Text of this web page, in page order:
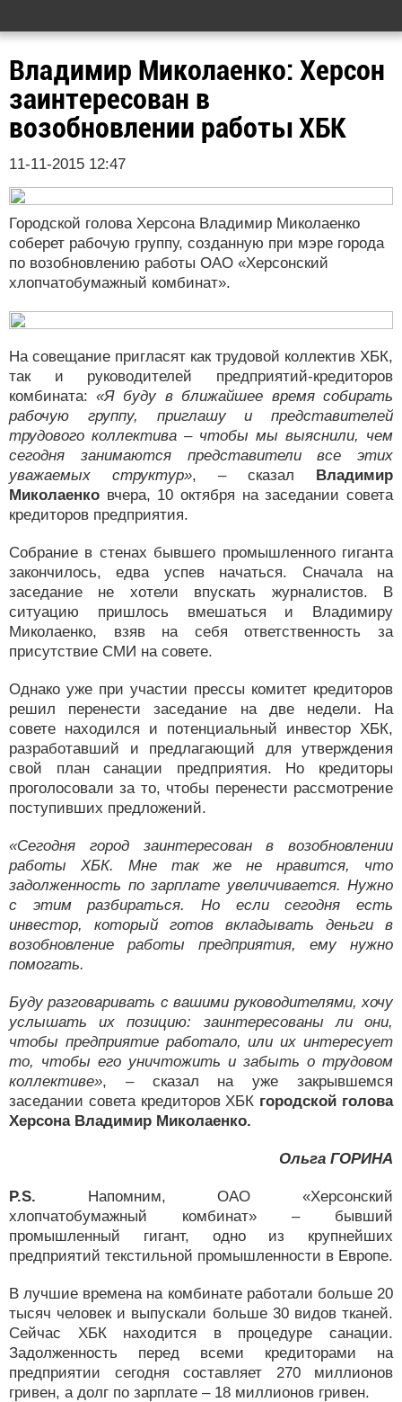
Владимир Миколаенко: Херсон
заинтересован в
возобновлении работы ХБК
11-11-2015 12:47
Городской голова Херсона Владимир Миколаенко
соберет рабочую группу, созданную при мэре города
по возобновлению работы ОАО «Херсонский
хлопчатобумажный комбинат».
На совещание пригласят как трудовой коллектив ХБК,
так и руководителей предприятий-кредиторов
комбината: «Я буду в ближайшее время собирать
рабочую группу, приглашу и представителей
трудового коллектива – чтобы мы выяснили, чем
сегодня занимаются представители все этих
уважаемых структур», – сказал Владимир
Миколаенко вчера, 10 октября на заседании совета
кредиторов предприятия.
Собрание в стенах бывшего промышленного гиганта
закончилось, едва успев начаться. Сначала на
заседание не хотели впускать журналистов. В
ситуацию пришлось вмешаться и Владимиру
Миколаенко, взяв на себя ответственность за
присутствие СМИ на совете.
Однако уже при участии прессы комитет кредиторов
решил перенести заседание на две недели. На
совете находился и потенциальный инвестор ХБК,
разработавший и предлагающий для утверждения
свой план санации предприятия. Но кредиторы
проголосовали за то, чтобы перенести рассмотрение
поступивших предложений.
«Сегодня город заинтересован в возобновлении
работы ХБК. Мне так же не нравится, что
задолженность по зарплате увеличивается. Нужно
с этим разбираться. Но если сегодня есть
инвестор, который готов вкладывать деньги в
возобновление работы предприятия, ему нужно
помогать.
Буду разговаривать с вашими руководителями, хочу
услышать их позицию: заинтересованы ли они,
чтобы предприятие работало, или их интересует
то, чтобы его уничтожить и забыть о трудовом
коллективе», – сказал на уже закрывшемся
заседании совета кредиторов ХБК городской голова
Херсона Владимир Миколаенко.
Ольга ГОРИНА
P.S. Напомним, ОАО «Херсонский
хлопчатобумажный комбинат» – бывший
промышленный гигант, одно из крупнейших
предприятий текстильной промышленности в Европе.
В лучшие времена на комбинате работали больше 20
тысяч человек и выпускали больше 30 видов тканей.
Сейчас ХБК находится в процедуре санации.
Задолженность перед всеми кредиторами на
предприятии сегодня составляет 270 миллионов
гривен, а долг по зарплате – 18 миллионов гривен.